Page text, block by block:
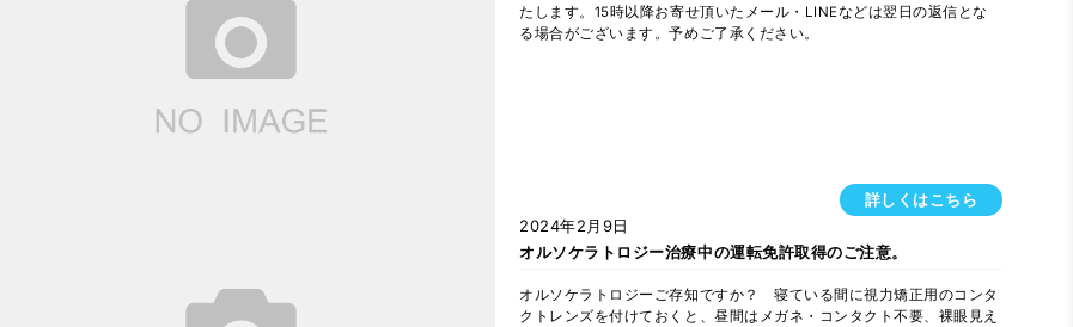
たします。15時以降お寄せ頂いたメール・LINEなどは翌日の返信とな
る場合がございます。予めご了承ください。
詳しくはこちら
2024年2月9日
オルソケラトロジー治療中の運転免許取得のご注意。
オルソケラトロジーご存知ですか？ 寝ている間に視力矯正用のコンタ
クトレンズを付けておくと、昼間はメガネ・コンタクト不要、裸眼見え